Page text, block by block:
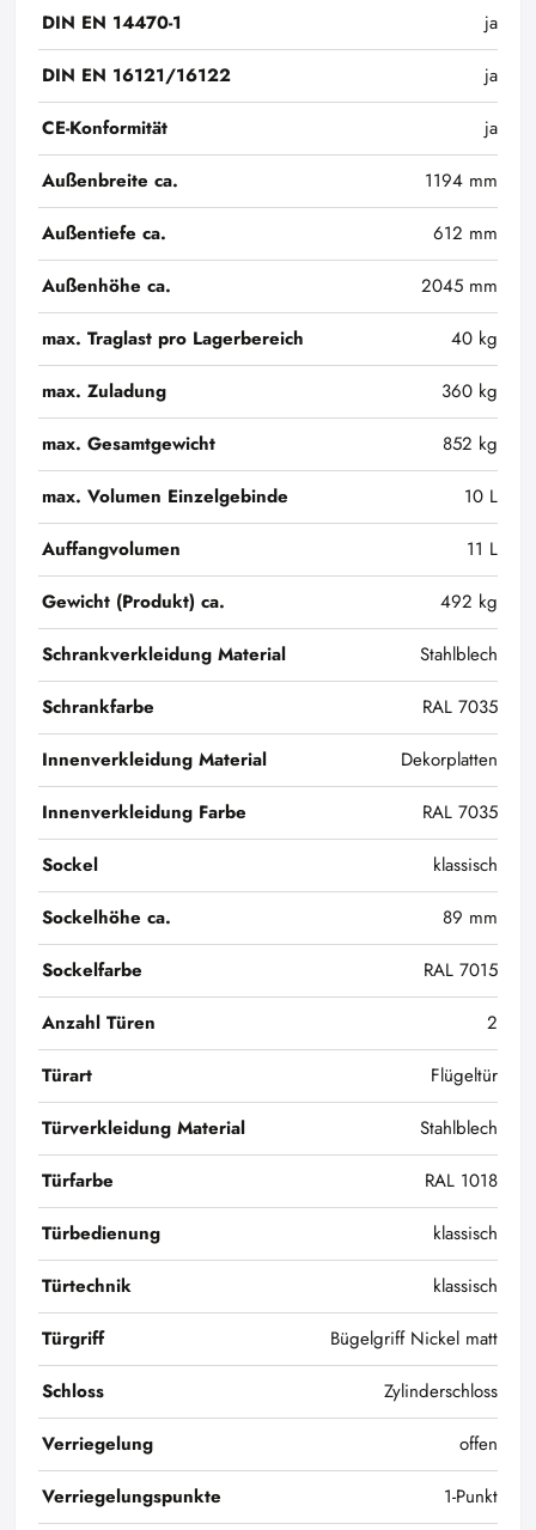
DIN EN 14470-1
ja
DIN EN 16121/16122
ja
CE-Konformität
ja
Außenbreite ca.
1194 mm
Außentiefe ca.
612 mm
Außenhöhe ca.
2045 mm
max. Traglast pro Lagerbereich
40 kg
max. Zuladung
360 kg
max. Gesamtgewicht
852 kg
max. Volumen Einzelgebinde
10 L
Auffangvolumen
11 L
Gewicht (Produkt) ca.
492 kg
Schrankverkleidung Material
Stahlblech
Schrankfarbe
RAL 7035
Innenverkleidung Material
Dekorplatten
Innenverkleidung Farbe
RAL 7035
Sockel
klassisch
Sockelhöhe ca.
89 mm
Sockelfarbe
RAL 7015
Anzahl Türen
2
Türart
Flügeltür
Türverkleidung Material
Stahlblech
Türfarbe
RAL 1018
Türbedienung
klassisch
Türtechnik
klassisch
Türgriff
Bügelgriff Nickel matt
Schloss
Zylinderschloss
Verriegelung
offen
Verriegelungspunkte
1-Punkt